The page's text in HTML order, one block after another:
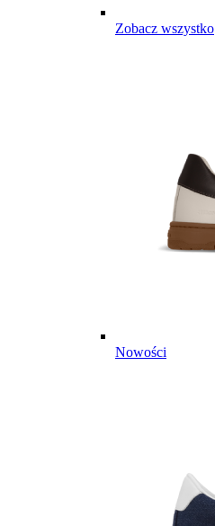
Zobacz wszystko
Nowości